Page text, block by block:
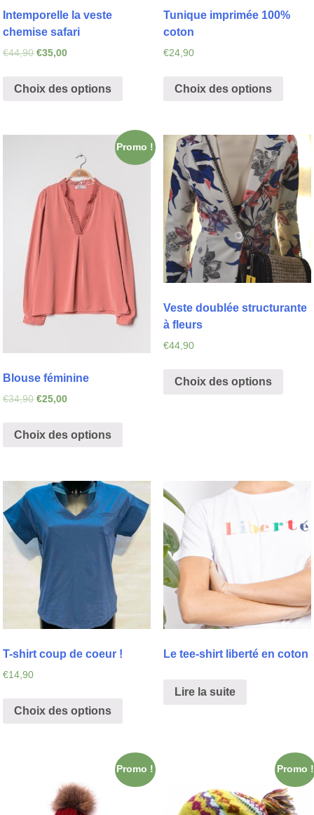
Intemporelle la veste
chemise safari
€44,90 €35,00
Choix des options
Tunique imprimée 100%
coton
€24,90
Choix des options
Promo !
Blouse féminine
€34,90 €25,00
Choix des options
Veste doublée structurante
à fleurs
€44,90
Choix des options
T-shirt coup de coeur !
€14,90
Choix des options
Le tee-shirt liberté en coton
Lire la suite
Promo ! Promo !